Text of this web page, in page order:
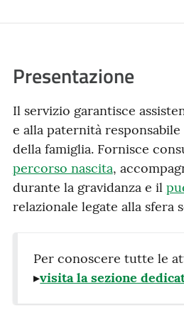
Presentazione
Il servizio garantisce
e alla paternità
della famiglia. Fornisce
percorso nascita,
durante la gravidanza e il
relazionale legate alla sfera
Per conoscere tutte le
▸visita la sezione